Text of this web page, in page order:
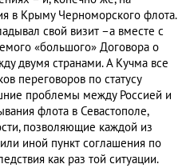
в Крыму Черноморского флота.
свой визит –а вместе с
«большого» Договора о
двумя странами. А Кучма все
переговоров по статусу
проблемы между Россией и
флота в Севастополе,
позволяющие каждой из
иной пункт соглашения по
как раз той ситуации.